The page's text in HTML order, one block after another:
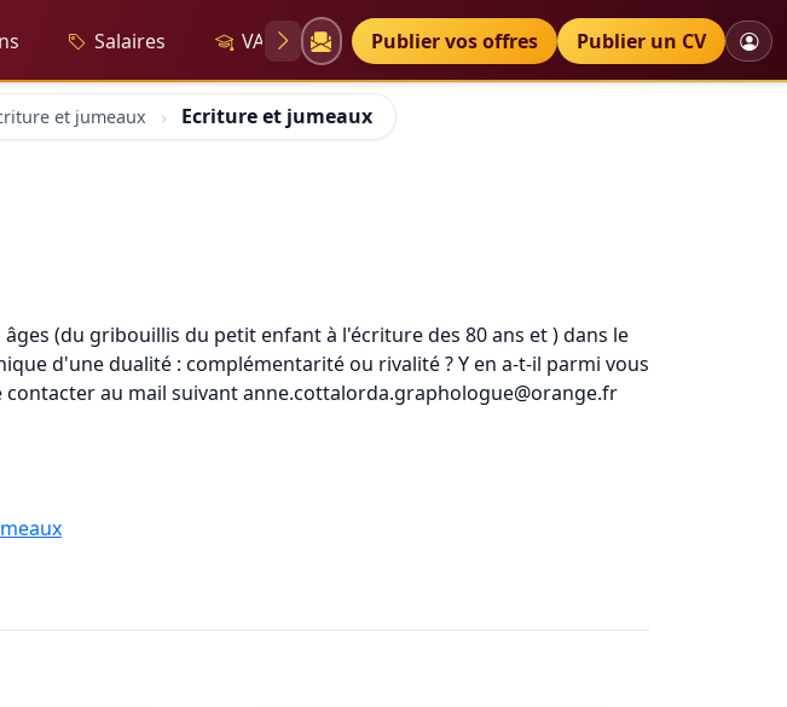
Salaires VAE Diplômes Petites annonces
Publier vos offres Publier un CV
et jumeaux
Ecriture et jumeaux
(du gribouillis du petit enfant à l'écriture des 80 ans et ) dans le
d'une dualité : complémentarité ou rivalité ? Y en a-t-il parmi vous
au mail suivant anne.cottalorda.graphologue@orange.fr